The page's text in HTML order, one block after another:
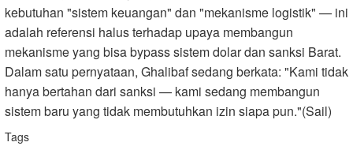
kebutuhan "sistem keuangan" dan "mekanisme logistik" — ini
adalah referensi halus terhadap upaya membangun
mekanisme yang bisa bypass sistem dolar dan sanksi Barat.
Dalam satu pernyataan, Ghalibaf sedang berkata: "Kami tidak
hanya bertahan dari sanksi — kami sedang membangun
sistem baru yang tidak membutuhkan izin siapa pun."(Sail)
Tags